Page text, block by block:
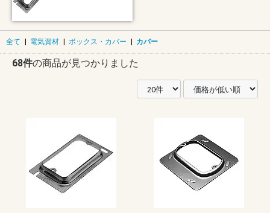
全て | 電気資材 | ボックス・カバー | カバー
68件の商品が見つかりました